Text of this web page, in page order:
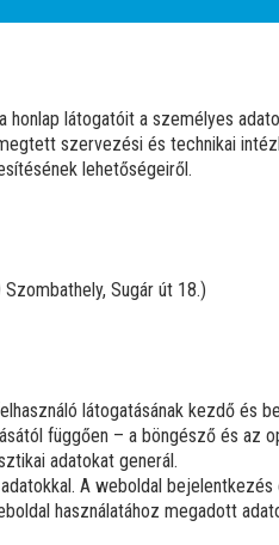
látogatóit a személyes
szervezési és technikai
lehetőségeiről.
Sugár út 18.)
látogatásának kezdő és
függően – a böngésző és az
adatokat generál.
A weboldal bejelentkezés
használatához megadott